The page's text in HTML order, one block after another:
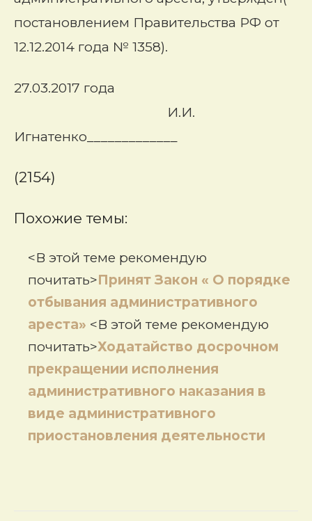
постановлением Правительства РФ от
12.12.2014 года № 1358).
27.03.2017 года
И.И.
Игнатенко_____________
(2154)
Похожие темы:
<В этой теме рекомендую
почитать>Принят Закон « О порядке
отбывания административного
ареста» <В этой теме рекомендую
почитать>Ходатайство досрочном
прекращении исполнения
административного наказания в
виде административного
приостановления деятельности